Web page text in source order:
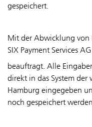
gespeichert.
Mit der Abwicklung von
SIX Payment Services AG
beauftragt. Alle
direkt in das System der
Hamburg eingegeben
noch gespeichert